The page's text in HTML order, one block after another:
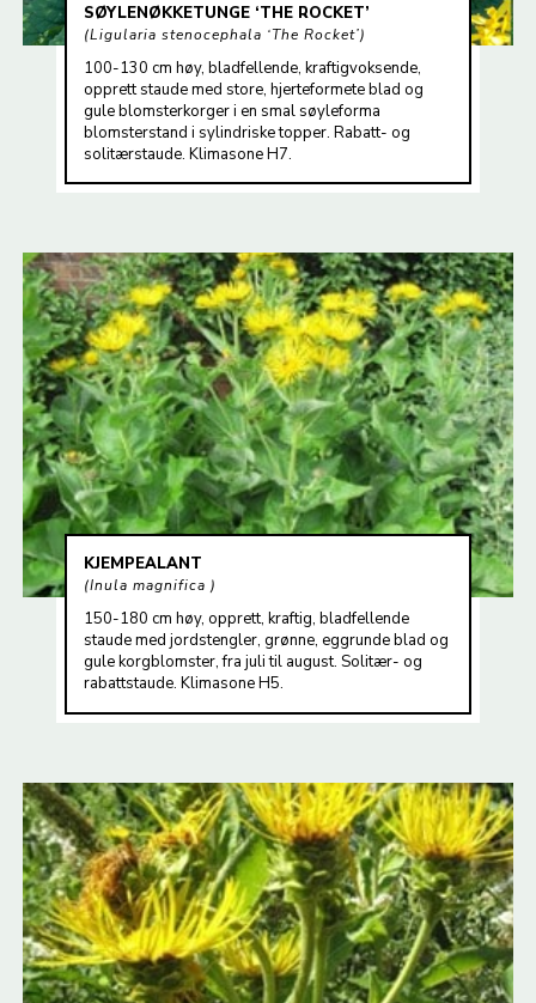
SØYLENØKKETUNGE ‘THE ROCKET’
Ligularia stenocephala ‘The Rocket’
100-130 cm høy, bladfellende, kraftigvoksende,
opprett staude med store, hjerteformete blad og
gule blomsterkorger i en smal søyleforma
blomsterstand i sylindriske topper. Rabatt- og
solitærstaude. Klimasone H7.
KJEMPEALANT
Inula magnifica
150-180 cm høy, opprett, kraftig, bladfellende
staude med jordstengler, grønne, eggrunde blad og
gule korgblomster, fra juli til august. Solitær- og
rabattstaude. Klimasone H5.